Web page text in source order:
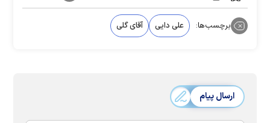
برچسب‌ها: علی دایی آقای گلی
ارسال پیام